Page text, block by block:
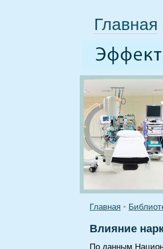
Главная
Главная •
Влияние
По данным